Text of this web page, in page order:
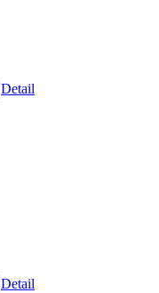
Detail
Detail